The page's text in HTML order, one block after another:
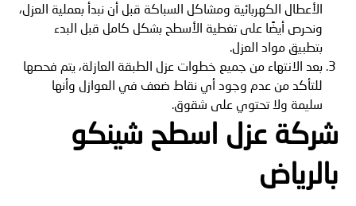
الأعطال الكهربائية ومشاكل السباكة قبل أن نبدأ بعملية العزل،
ونحرص أيضًا على تغطية الأسطح بشكل كامل قبل البدء
بتطبيق مواد العزل.
بعد الانتهاء من جميع خطوات عزل الطبقة العازلة، يتم فحصها
للتأكد من عدم وجود أي نقاط ضعف في العوازل وأنها
سليمة ولا تحتوي على شقوق.
شركة عزل اسطح شينكو
بالرياض